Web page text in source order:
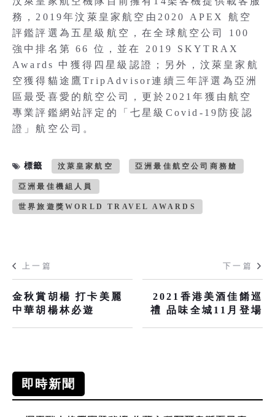
務，2019年汶萊皇家航空由2020 APEX 航空
評鑑評選為五星級航空，在全球航空公司 100
強中排名第 66 位，並在 2019 SKYTRAX
Awards 中獲得四星級認證；另外，汶萊皇家航
空獲得貓途鷹TripAdvisor連續三年評選為亞洲
區最受喜愛的航空公司，更於2021年獲由航空
專業評鑑網站評定的「七星級Covid-19防疫認
證」航空公司。
標籤 汶萊皇家航空 亞洲最佳航空公司商務艙
亞洲最佳機組人員
世界旅遊獎WORLD TRAVEL AWARDS
上一篇
金秋賞胡楊 打卡美麗
中華胡楊林必遊
下一篇
2021香港美酒佳餚巡
禮 品味全城11月登場
即時新聞